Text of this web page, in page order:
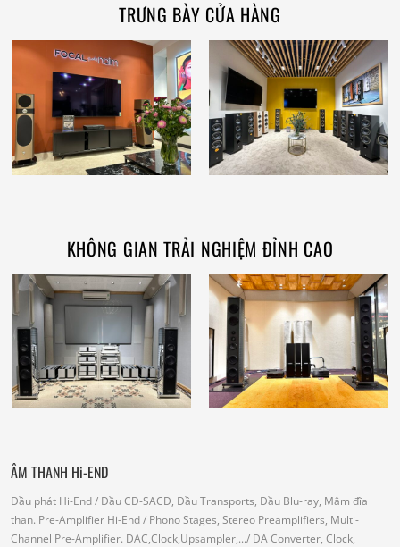
TRƯNG BÀY CỬA HÀNG
KHÔNG GIAN TRẢI NGHIỆM ĐỈNH CAO
ÂM THANH Hi-END
Đầu phát Hi-End/ Đầu CD-SACD, Đầu Transports, Đầu Blu-ray, Mâm đĩa
than. Pre-Amplifier Hi-End/ Phono Stages, Stereo Preamplifiers, Multi-
Channel Pre-Amplifier. DAC,Clock,Upsampler,.../ DA Converter, Clock,